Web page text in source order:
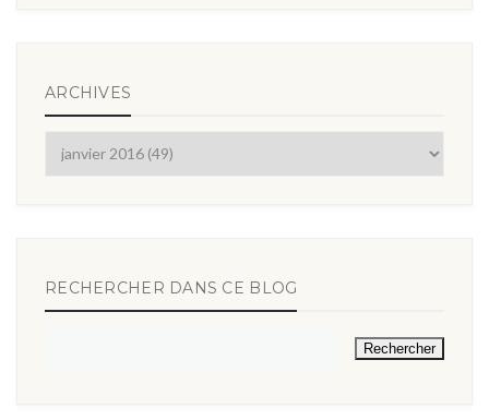
ARCHIVES
RECHERCHER DANS CE BLOG